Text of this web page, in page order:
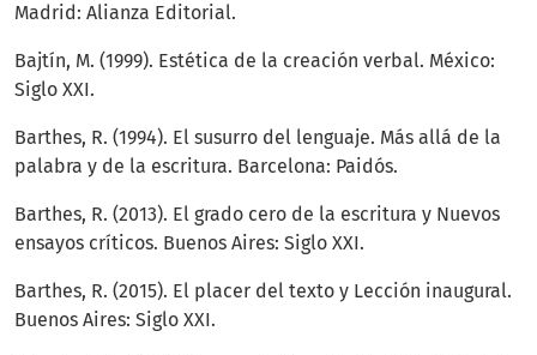
Madrid: Alianza Editorial.
Bajtín, M. (1999). Estética de la creación verbal. México:
Siglo XXI.
Barthes, R. (1994). El susurro del lenguaje. Más allá de la
palabra y de la escritura. Barcelona: Paidós.
Barthes, R. (2013). El grado cero de la escritura y Nuevos
ensayos críticos. Buenos Aires: Siglo XXI.
Barthes, R. (2015). El placer del texto y Lección inaugural.
Buenos Aires: Siglo XXI.